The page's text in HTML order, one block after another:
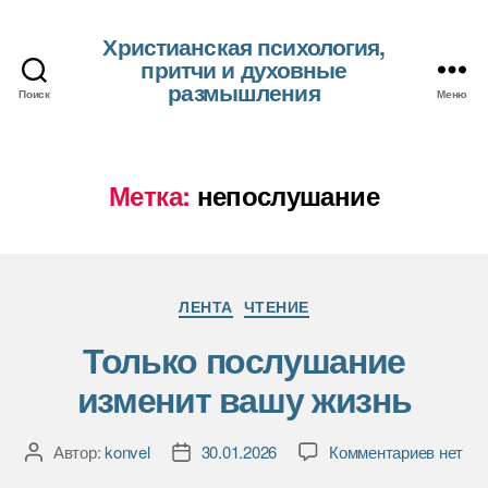
Поиск
Христианская психология,
притчи и духовные
размышления Меню
Метка: непослушание
Рубрики
ЛЕНТА ЧТЕНИЕ
Только послушание
изменит вашу жизнь
АвторАвтор:konvel
Дата30.01.2026 Комментариевкнет